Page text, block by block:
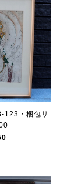
123・梱包サ